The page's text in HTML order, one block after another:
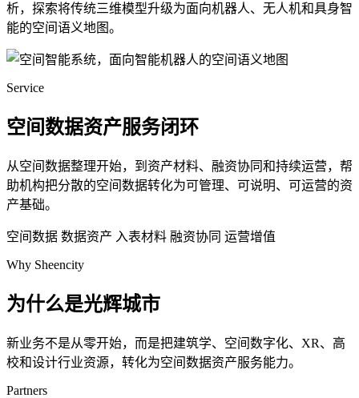
析，探索将传统三维模型升级为面向机器人、无人机和具身智
能的空间语义地图。
Service
空间数据资产服务闭环
从空间数据整理开始，到资产材料、融资协同和持续运营，帮
助机构把分散的空间数据转化为可管理、可说明、可运营的资
产基础。
空间数据 数据资产 入表材料 融资协同 运营增值
Why Sheencity
为什么是光辉城市
新业务不是从零开始，而是把建筑学、空间数字化、XR、高
校和设计行业资源，转化为空间数据资产服务能力。
Partners